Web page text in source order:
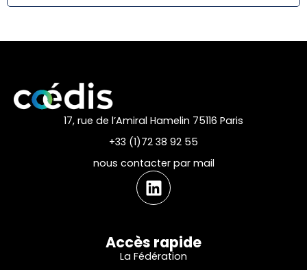
Accès rapide
La Fédération
17, rue de l’Amiral Hamelin 75116 Paris
+33 (1)72 38 92 55
nous contacter par mail